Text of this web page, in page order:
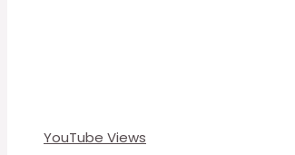
YouTube Views